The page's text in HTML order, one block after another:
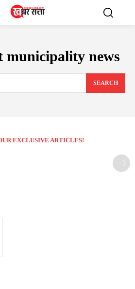
municipality news
SEARCH
EXCLUSIVE ARTICLES!